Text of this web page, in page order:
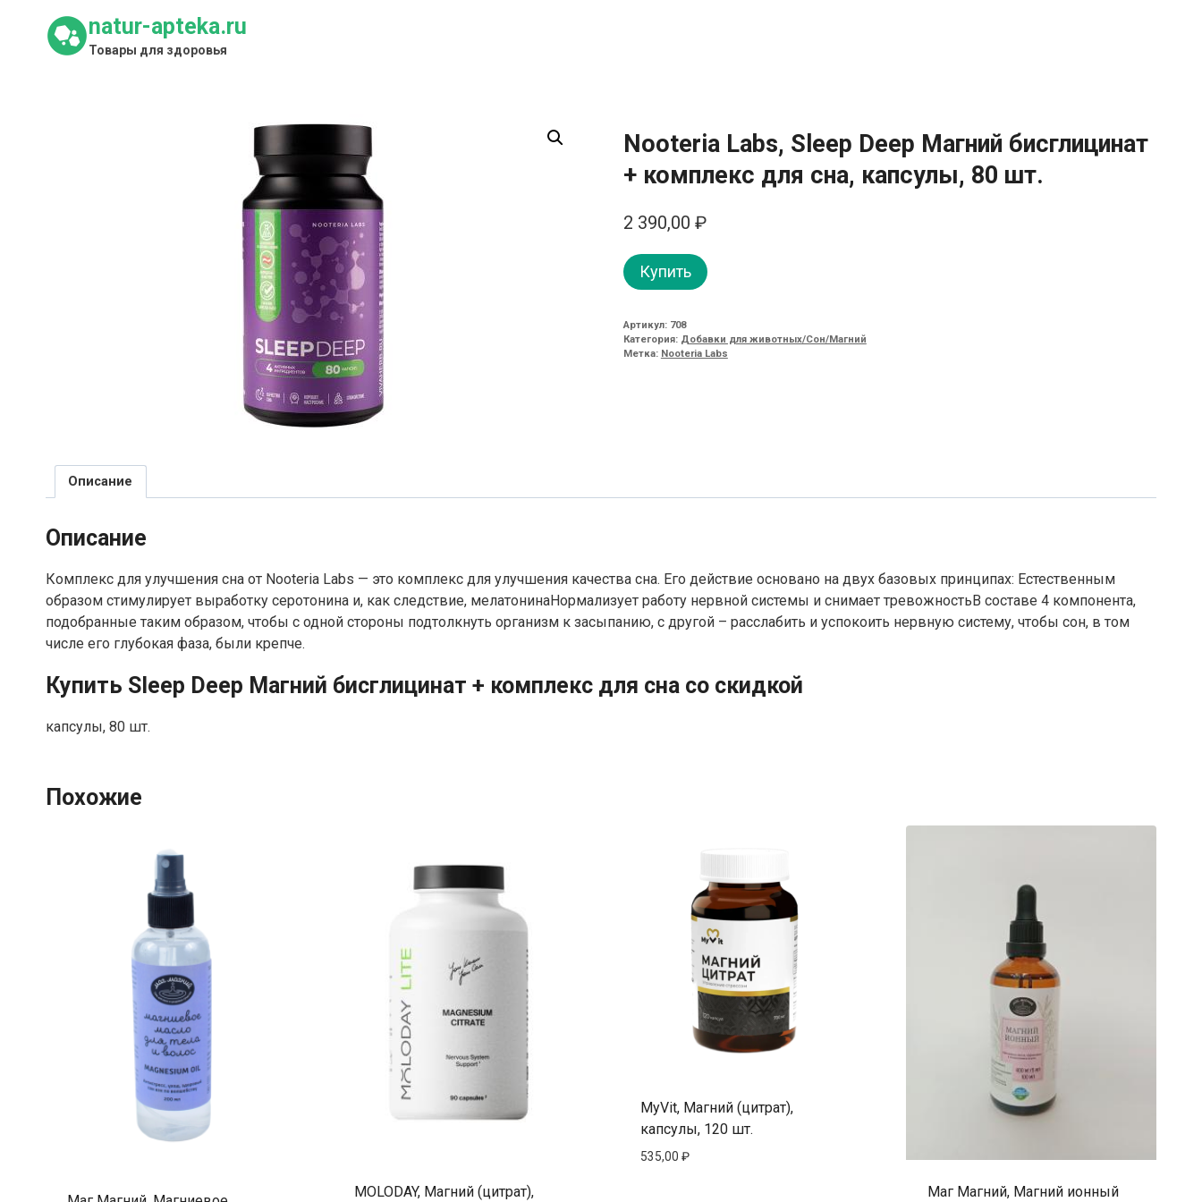
содержимому
natur-apteka.ru
Товары для здоровья
Nooteria Labs, Sleep Deep Магний бисглицинат
+ комплекс для сна, капсулы, 80 шт.
2 390,00 ₽
Купить
Артикул: 708
Категория: Добавки для животных/Сон/Магний
Метка: Nooteria Labs
Описание
Описание
Комплекс для улучшения сна от Nooteria Labs — это комплекс для улучшения качества сна. Его действие основано на двух базовых принципах: Естественным
образом стимулирует выработку серотонина и, как следствие, мелатонинаНормализует работу нервной системы и снимает тревожностьВ составе 4 компонента,
подобранные таким образом, чтобы с одной стороны подтолкнуть организм к засыпанию, с другой – расслабить и успокоить нервную систему, чтобы сон, в том
числе его глубокая фаза, были крепче.
Купить Sleep Deep Магний бисглицинат + комплекс для сна со скидкой
капсулы, 80 шт.
Похожие
MOLODAY, Магний (цитрат),
MyVit, Магний (цитрат),
капсулы, 120 шт.
535,00 ₽
Маг Магний, Магний ионный